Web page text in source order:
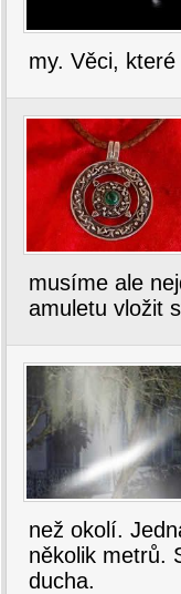
my. Věci,
musíme ale
amuletu vložit
než okolí.
několik metrů.
ducha.